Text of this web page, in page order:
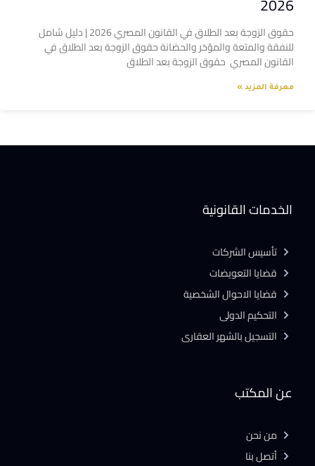
حقوق الزوجة بعد الطلاق في القانون المصري 2026 | دليل شامل
للنفقة والمتعة والمؤخر والحضانة حقوق الزوجة بعد الطلاق في
القانون المصري حقوق الزوجة بعد الطلاق
معرفة المزيد »
عن المكتب
من نحن
أتصل بنا
الخدمات القانونية
تأسيس الشركات
قضايا التعويضات
قضايا الاحوال الشخصية
التحكيم الدولى
التسجيل بالشهر العقارى